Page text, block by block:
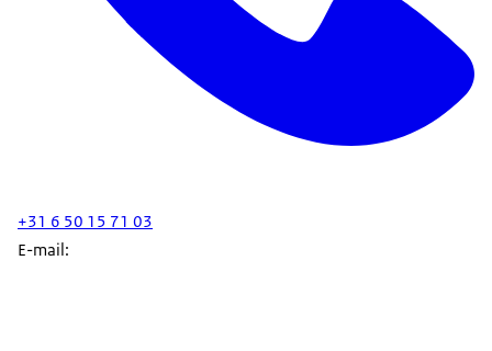
+31 6 50 15 71 03
E-mail: